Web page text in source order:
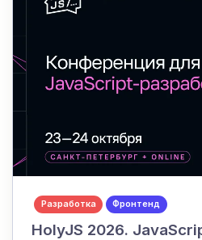
Разработка Фронтенд
HolyJS 2026.